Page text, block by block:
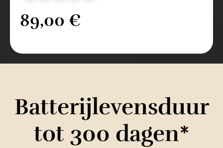
89,00 €
Bat­te­rij­le­vens­duur
tot 300 da­gen*